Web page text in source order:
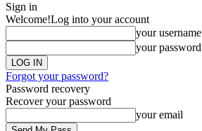
Sign in
Welcome!Log into your account
your username
your password
Forgot your password?
Password recovery
Recover your password
your email